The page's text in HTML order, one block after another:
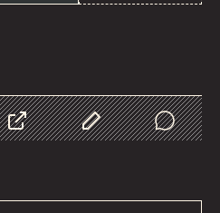
Share Customize Data
Comments